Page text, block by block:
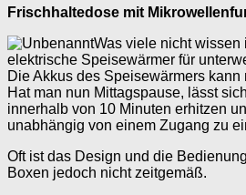
Frischhaltedose mit
Was viele nicht wissen
elektrische Speisewärmer für
Die Akkus des Speisewärmers kann
Hat man nun Mittagspause, lässt
innerhalb von 10 Minuten erhitzen
unabhängig von einem Zugang zu
Oft ist das Design und die
Boxen jedoch nicht zeitgemäß.